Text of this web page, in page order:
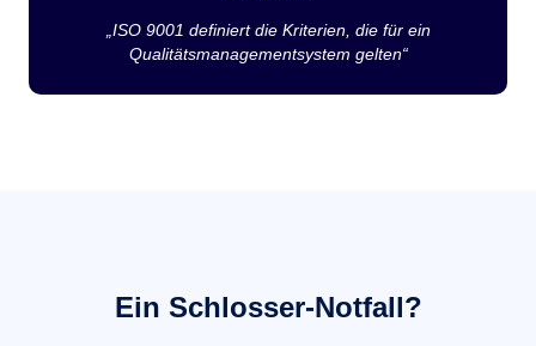
„ISO 9001 definiert die Kriterien, die für ein
Qualitätsmanagementsystem gelten“
Ein Schlosser-Notfall?